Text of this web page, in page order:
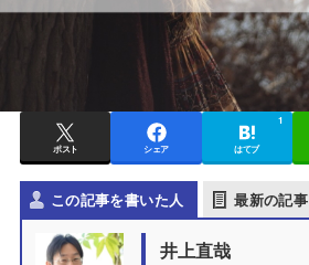
ポスト シェア はてブ
1
この記事を書いた人 最新の記事
井上直哉